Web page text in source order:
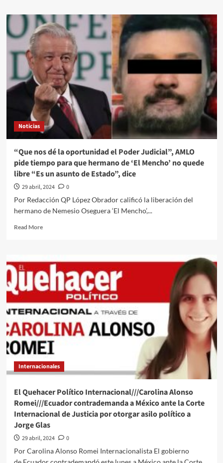
A
días
de
pelea
entre
Saúl
“Canelo”
Álvarez
y
Jaime
Munguía
Noticias
“Que nos dé la oportunidad el Poder Judicial”, AMLO
pide tiempo para que hermano de ‘El Mencho’ no quede
libre “Es un asunto de Estado”, dice
29 abril, 2024
0
Por Redacción QP López Obrador calificó la liberación del
hermano de Nemesio Oseguera ‘El Mencho’,...
Read MoreRead
nos
dé
la
oportunidad
el
Poder
Judicial”,
AMLO
pide
tiempo
que
hermano
‘El
Mencho’
no
quede
un
Internacionales
El Quehacer Político Internacional///Carolina Alonso
Romei///Ecuador contrademanda a México ante la Corte
Internacional de Justicia por otorgar asilo político a
Jorge Glas
29 abril, 2024
0
Por Carolina Alonso Romei Internacionalista El gobierno